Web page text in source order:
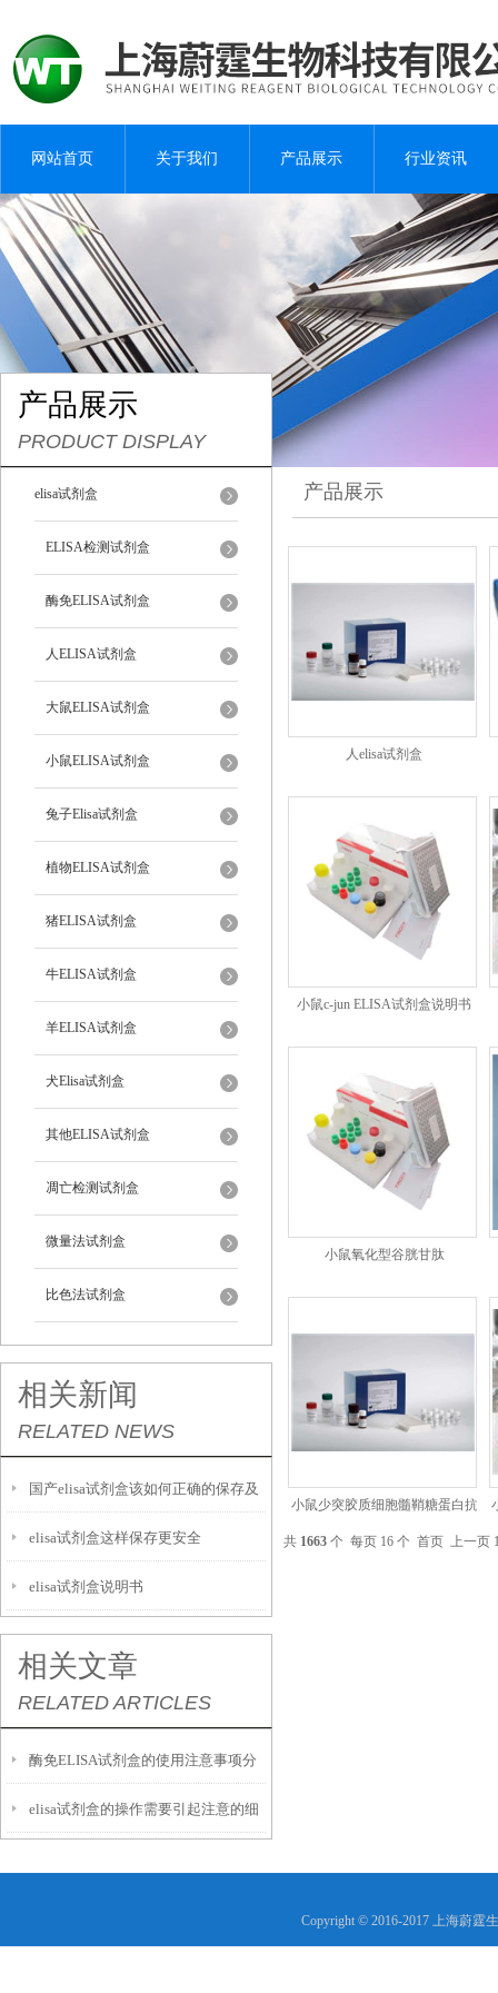
网站首页 关于我们 产品展示 行业资讯
产品展示
PRODUCT DISPLAY
elisa试剂盒
ELISA检测试剂盒
酶免ELISA试剂盒
人ELISA试剂盒
大鼠ELISA试剂盒
小鼠ELISA试剂盒
兔子Elisa试剂盒
植物ELISA试剂盒
猪ELISA试剂盒
牛ELISA试剂盒
羊ELISA试剂盒
犬Elisa试剂盒
其他ELISA试剂盒
凋亡检测试剂盒
微量法试剂盒
比色法试剂盒
相关新闻
RELATED NEWS
国产elisa试剂盒该如何正确的保存及
运输呢？
elisa试剂盒这样保存更安全
elisa试剂盒说明书
相关文章
RELATED ARTICLES
酶免ELISA试剂盒的使用注意事项分
析
elisa试剂盒的操作需要引起注意的细
产品展示
人elisa试剂盒
小鼠c-jun ELISA试剂盒说明书
小鼠氧化型谷胱甘肽
小鼠少突胶质细胞髓鞘糖蛋白抗
体(OMgp-Ab)ELISA试剂盒说明
共 1663 个 每页 16 个 首页 上一页
Copyright © 2016-2017 上海蔚霆